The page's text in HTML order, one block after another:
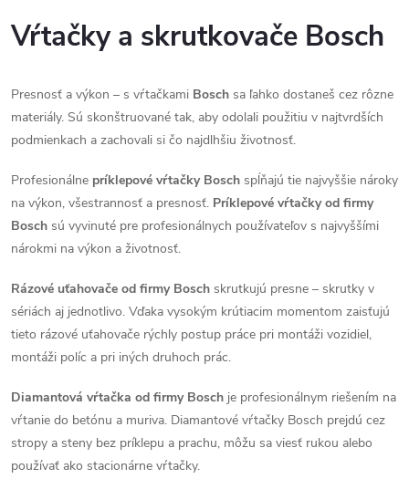
d
a
c
í
p
r
v
k
y
v
ý
p
i
á
n
o
v
á
n
í
Vŕtačky a skrutkovače Bosch
Presnosť a výkon – s vŕtačkami Bosch sa ľahko dostaneš cez rôzne
materiály. Sú skonštruované tak, aby odolali použitiu v najtvrdších
podmienkach a zachovali si čo najdlhšiu životnosť.
Profesionálne príklepové vŕtačky Bosch spĺňajú tie najvyššie nároky
na výkon, všestrannosť a presnosť. Príklepové vŕtačky od firmy
Bosch sú vyvinuté pre profesionálnych používateľov s najvyššími
nárokmi na výkon a životnosť.
Rázové uťahovače od firmy Bosch skrutkujú presne – skrutky v
sériách aj jednotlivo. Vďaka vysokým krútiacim momentom zaisťujú
tieto rázové uťahovače rýchly postup práce pri montáži vozidiel,
montáži políc a pri iných druhoch prác.
Diamantová vŕtačka od firmy Bosch je profesionálnym riešením na
vŕtanie do betónu a muriva. Diamantové vŕtačky Bosch prejdú cez
stropy a steny bez príklepu a prachu, môžu sa viesť rukou alebo
používať ako stacionárne vŕtačky.